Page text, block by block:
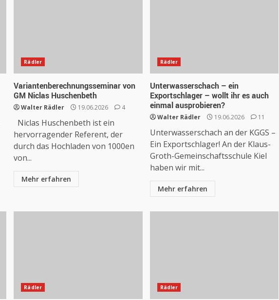
Rädler
Variantenberechnungsseminar von
GM Niclas Huschenbeth
Walter Rädler 19.06.2026 4
Niclas Huschenbeth ist ein
hervorragender Referent, der
durch das Hochladen von 1000en
von...
Mehr erfahren
Rädler
Unterwasserschach – ein
Exportschlager – wollt ihr es auch
einmal ausprobieren?
Walter Rädler 19.06.2026 11
Unterwasserschach an der KGGS –
Ein Exportschlager! An der Klaus-
Groth-Gemeinschaftsschule Kiel
haben wir mit...
Mehr erfahren
Rädler Rädler